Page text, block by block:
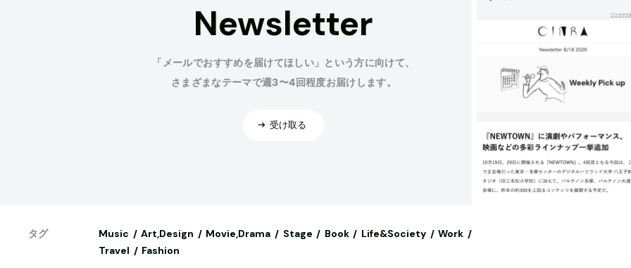
Newsletter
「メールでおすすめを届けてほしい」という方に向けて、
さまざまなテーマで週3〜4回程度お届けします。
受け取る
タグ Music Art,Design Movie,Drama Stage Book Life&Society
Work
Travel
Fashion